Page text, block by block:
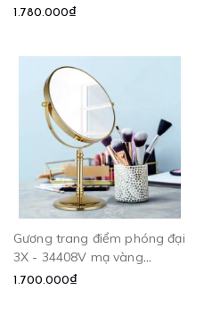
1.780.000₫
Gương trang điểm phóng đại
3X - 34408V mạ vàng
CLEANMAX
1.700.000₫